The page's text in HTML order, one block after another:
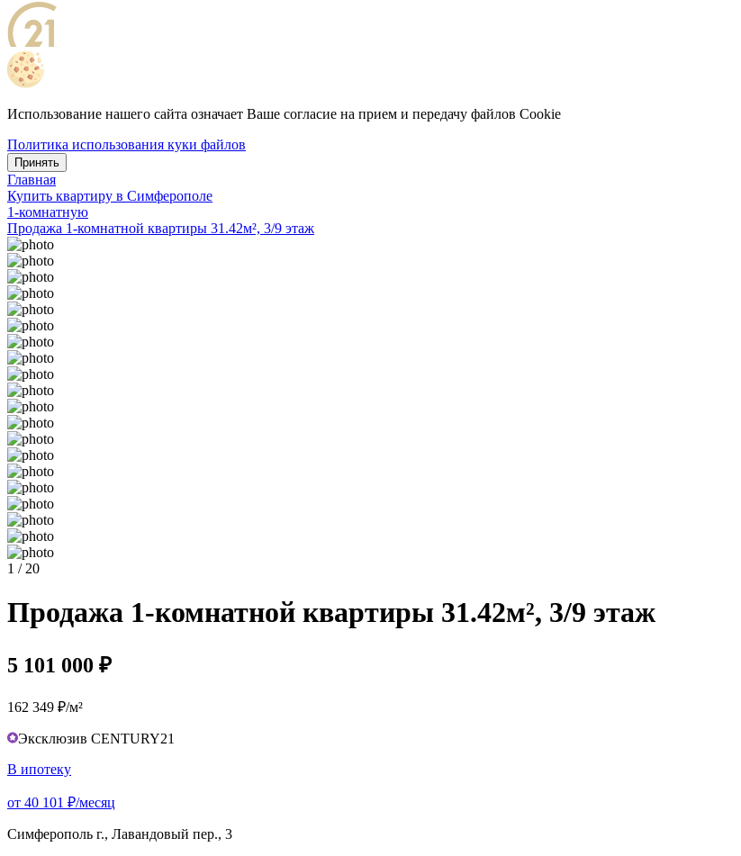
Использование нашего сайта означает Ваше согласие на прием и передачу файлов Cookie
Политика использования куки файлов
Принять
Главная
Купить квартиру в Симферополе
1-комнатную
Продажа 1-комнатной квартиры 31.42м², 3/9 этаж
1 / 20
Продажа 1-комнатной квартиры 31.42м², 3/9 этаж
5 101 000 ₽
162 349 ₽/м²
Эксклюзив CENTURY21
В ипотеку
от 40 101 ₽/месяц
Симферополь г., Лавандовый пер., 3